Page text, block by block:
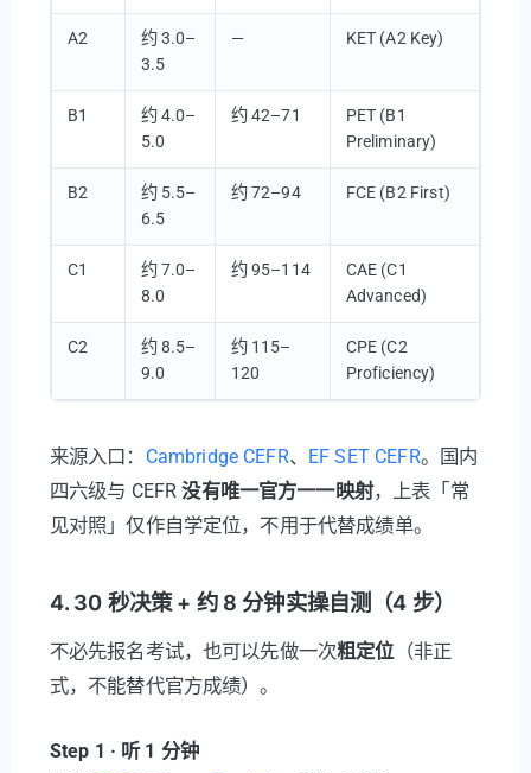
A2
约 3.0–
3.5
— KET (A2 Key)
B1
约 4.0–
5.0
约 42–71
PET (B1
Preliminary)
B2
约 5.5–
6.5
约 72–94 FCE (B2 First)
C1
约 7.0–
8.0
约 95–114
CAE (C1
Advanced)
C2
约 8.5–
9.0
约 115–
120
CPE (C2
Proficiency)
来源入口： Cambridge CEFR、 EF SET CEFR。国内
四六级与 CEFR没有唯一官方一一映射，上表「常
见对照」仅作自学定位，不用于代替成绩单。
4. 30 秒决策 + 约 8 分钟实操自测（4 步）
不必先报名考试，也可以先做一次粗定位（非正
式，不能替代官方成绩）。
Step 1 · 听 1 分钟